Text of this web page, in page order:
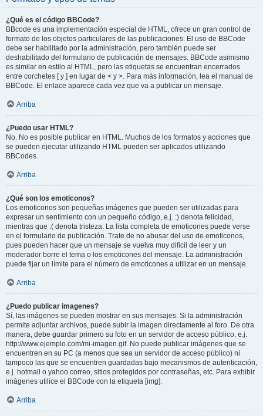
¿Qué es el código BBCode?
BBcode es una implementación especial de HTML, ofrece un gran control de
formato de los objetos particulares de las publicaciones. El uso de BBCode
debe ser habilitado por la administración, pero también puede ser
deshabilitado del formulario de publicación de mensajes. BBCode asimismo
es similar en estilo al HTML, pero las etiquetas se encuentran encerrados
entre corchetes [ y ] en lugar de < y >. Para más información, lea el manual de
BBCode. El enlace aparece cada vez que va a publicar un mensaje.
Arriba
¿Puedo usar HTML?
No. No es posible publicar en HTML. Muchos de los formatos y acciones que
se pueden ejecutar utilizando HTML pueden ser aplicados utilizando
BBCodes.
Arriba
¿Qué son los emoticonos?
Los emoticonos son pequeñas imágenes que pueden ser utilizadas para
expresar un sentimiento con un pequeño código, e.j. :) denota felicidad,
mientras que :( denota tristeza. La lista completa de emoticones puede verse
en el formulario de publicación. Trate de no abusar del uso de emoticonos,
pues pueden hacer que un mensaje se vuelva muy difícil de leer y un
moderador borre el tema o los emoticones del mensaje. La administración
puede fijar un límite para el número de emoticones a utilizar en un mensaje.
Arriba
¿Puedo publicar imagenes?
Sí, las imágenes se pueden mostrar en sus mensajes. Si la administración
permite adjuntar archivos, puede subir la imagen directamente al foro. De otra
manera, debe guardar primero su foto en un servidor de acceso público, e.j.
http://www.ejemplo.com/mi-imagen.gif. No puede publicar imágenes que se
encuentren en su PC (a menos que sea un servidor de acceso público) ni
tampoco las que se encuentren guardadas bajo mecanismos de autenticación,
e.j. hotmail o yahoo correo, sitios protegidos por contraseñas, etc. Para exhibir
imágenes utilice el BBCode con la etiqueta [img].
Arriba